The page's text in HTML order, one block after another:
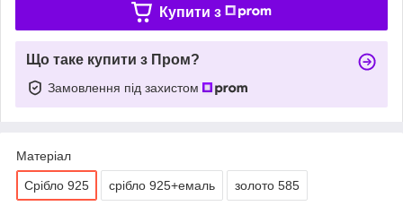
Купити з
Що таке купити з Пром?
Замовлення під захистом
Матеріал
Срібло 925 срібло 925+емаль золото 585